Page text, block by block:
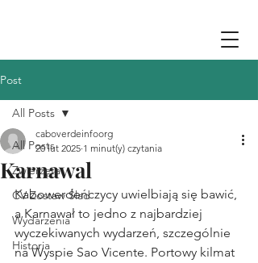
Post
All Posts
Zwierzęta
CV Zostaw Ślad
Wydarzenia
Historia
All Posts
Karnawal
caboverdeinfoorg
20 lut 2025 1 minut(y) czytania
Kabowerdeńczycy uwielbiają się bawić,
a Karnawał to jedno z najbardziej
wyczekiwanych wydarzeń, szczególnie
na Wyspie Sao Vicente. Portowy kilmat